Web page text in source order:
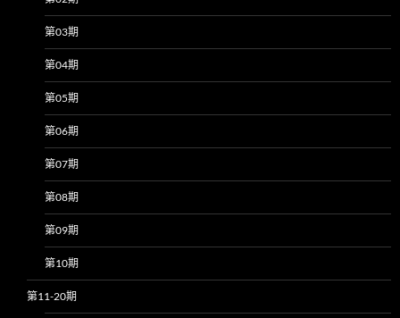
第03期
第04期
第05期
第06期
第07期
第08期
第09期
第10期
第11-20期